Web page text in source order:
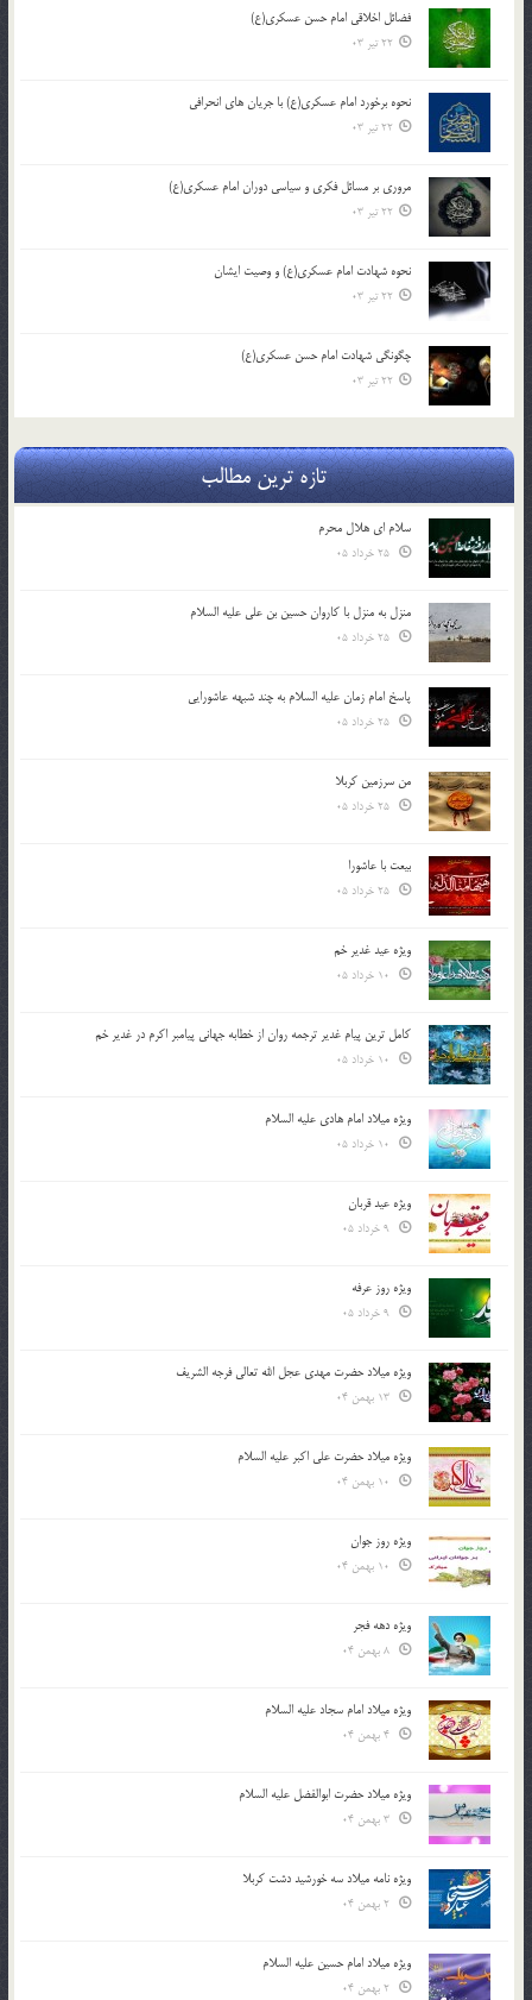
فضائل اخلاقی امام حسن عسکری(ع)
22 تیر 03
نحوه برخورد امام عسکری(ع) با جریان های انحرافی
22 تیر 03
مروری بر مسائل فکری و سیاسی دوران امام عسکری(ع)
22 تیر 03
نحوه شهادت امام عسکری(ع) و وصیت ایشان
22 تیر 03
چگونگی شهادت امام حسن عسکری(ع)
22 تیر 03
تازه ترین مطالب
سلام ای هلال محرم
منزل به منزل با کاروان حسین بن علی علیه السلام
پاسخ امام زمان علیه السلام به چند شبهه عاشورایی
من سرزمین کربلا
بیعت با عاشورا
ویژه عید غدیر خم
کامل ترین پیام غدیر ترجمه روان از خطابه جهانی پیامبر اکرم در غدیر خم
ویژه میلاد امام هادی علیه السلام
ویژه عید قربان
ویژه روز عرفه
ویژه میلاد حضرت مهدی عجل الله تعالی فرجه الشريف
ویژه میلاد حضرت علی اکبر علیه السلام
ویژه روز جوان
ویژه دهه فجر
ویژه میلاد امام سجاد علیه السلام
ویژه میلاد حضرت ابوالفضل علیه السلام
ویژه نامه میلاد سه خورشید دشت کربلا
ویژه میلاد امام حسین علیه السلام